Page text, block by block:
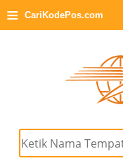
≡ CariKodePos.com